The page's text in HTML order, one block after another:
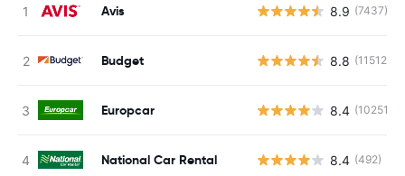
Avis 8.9 (7437)
Budget 8.8 (11512)
Europcar 8.4 (10251)
National Car Rental 8.4 (492)